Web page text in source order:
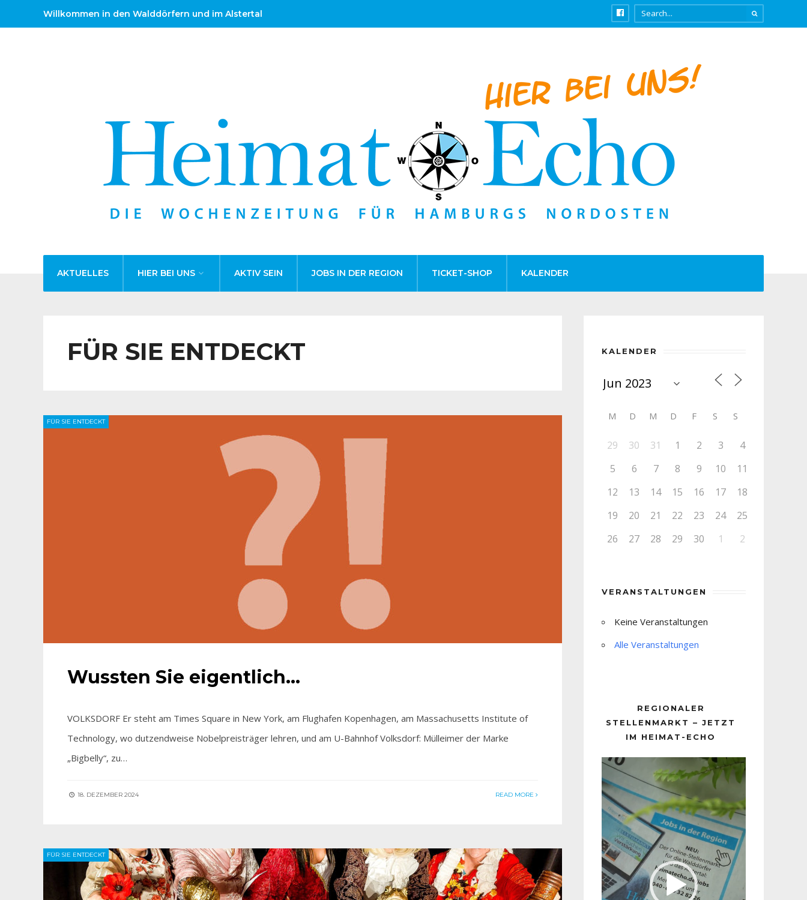
Willkommen in den Walddörfern und im Alstertal
AKTUELLES HIER BEI UNS AKTIV SEIN JOBS IN DER REGION TICKET-SHOP KALENDER
FÜR SIE ENTDECKT
FÜR SIE ENTDECKT
Wussten Sie eigentlich…
VOLKSDORF Er steht am Times Square in New York, am Flughafen Kopenhagen, am Massachusetts Institute of
Technology, wo dutzendweise Nobelpreisträger lehren, und am U-Bahnhof Volksdorf: Mülleimer der Marke
„Bigbelly“, zu…
18. DEZEMBER 2024 READ MORE
FÜR SIE ENTDECKT
KALENDER
M D M D F S S
29 30 31 1 2 3
4
5
6 7 8 9 10
11
12
13 14 15 16 17
18
19
20 21 22 23 24
25
26
27 28 29 30 1 2
VERANSTALTUNGEN
Keine Veranstaltungen
Alle Veranstaltungen
REGIONALER
STELLENMARKT – JETZT
IM HEIMAT-ECHO
Player